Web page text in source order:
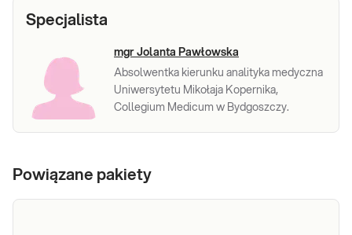
Specjalista
mgr Jolanta Pawłowska
Absolwentka kierunku analityka medyczna
Uniwersytetu Mikołaja Kopernika,
Collegium Medicum w Bydgoszczy.
Powiązane pakiety